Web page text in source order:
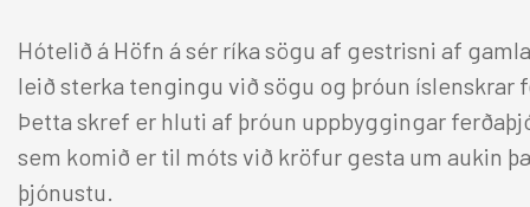
Reykjavík Marina
Reykjavík Natura
Iceland Parliament Hotel
Reykjavík Konsúlat hótel
Canopy by Hilton Reykjavik
Hótelið á Höfn á sér ríka sögu af gestrisni af
leið sterka tengingu við sögu og þróun íslenskrar
Þetta skref er hluti af þróun uppbyggingar
sem komið er til móts við kröfur gesta um aukin
þjónustu.